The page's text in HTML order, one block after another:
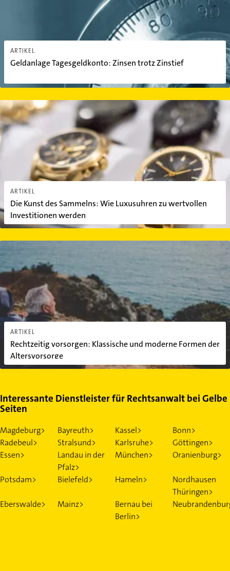
ARTIKEL
Geldanlage Tagesgeldkonto: Zinsen trotz Zinstief
ARTIKEL
Die Kunst des Sammelns: Wie Luxusuhren zu wertvollen
Investitionen werden
Die Kunst des Sammelns: Wie Luxusuhren zu wertvollen
ARTIKEL
Rechtzeitig vorsorgen: Klassische und moderne Formen der
Altersvorsorge
Interessante Dienstleister für Rechtsanwalt bei Gelbe
Seiten
Magdeburg> Bayreuth> Kassel>
Bonn>
Radebeul>
Stralsund> Karlsruhe>
Göttingen>
Essen>
Landau in der
Pfalz>
München> Oranienburg>
Potsdam> Bielefeld> Hameln>
Nordhausen
Thüringen>
Eberswalde>
Mainz>
Bernau bei
Berlin>